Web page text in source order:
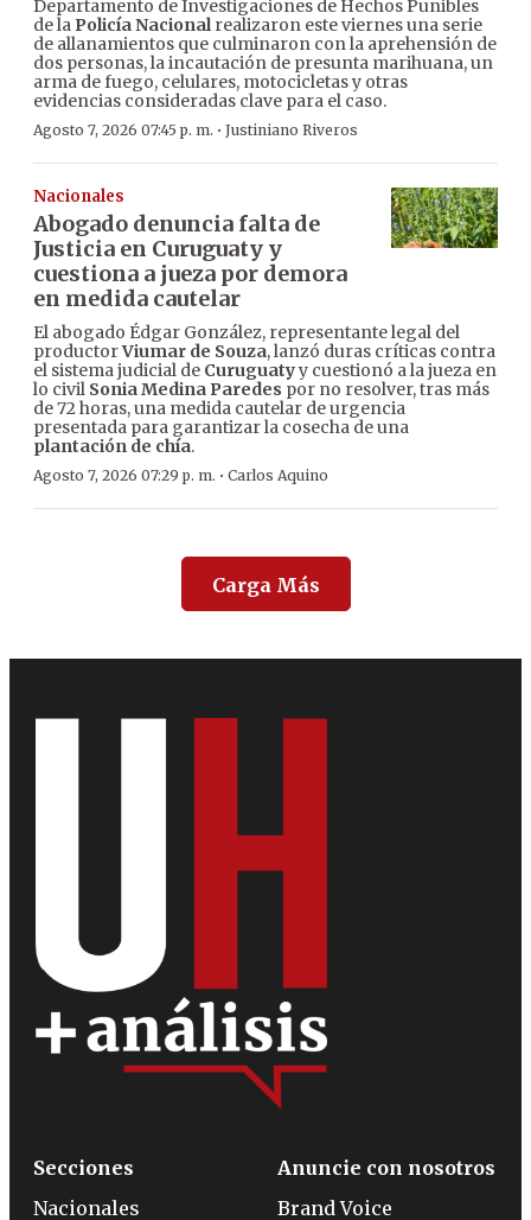
Departamento de Investigaciones de Hechos Punibles
de la Policía Nacionalrealizaron este viernes una serie
de allanamientos que culminaron con la aprehensión de
dos personas, la incautación de presunta marihuana, un
arma de fuego, celulares, motocicletas y otras
evidencias consideradas clave para el caso.
Agosto 7, 2026 07:45 p. m. · Justiniano Riveros
Nacionales
Abogado denuncia falta de
Justicia en Curuguaty y
cuestiona a jueza por demora
en medida cautelar
El abogado Édgar González, representante legal del
productorViumar de Souza, lanzó duras críticas contra
el sistema judicial de Curuguatyy cuestionó a la jueza en
lo civil Sonia Medina Paredes por no resolver, tras más
de 72 horas, una medida cautelar de urgencia
presentada para garantizar la cosecha de una
plantación de chía.
Agosto 7, 2026 07:29 p. m. · Carlos Aquino
Carga Más
Secciones
Nacionales
Anuncie con nosotros
Brand Voice